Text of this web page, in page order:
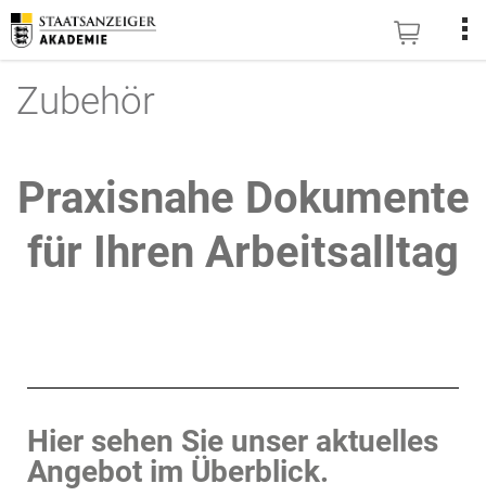
Zubehör
Praxisnahe Dokumente
für Ihren Arbeitsalltag
Hier sehen Sie unser aktuelles
Angebot im Überblick.